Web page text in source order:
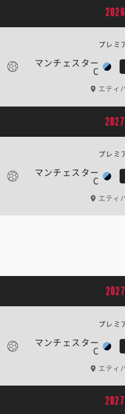
マンチェスター
C
プレ
エティ
マンチェスター
C
プレ
エティ
マンチェスター
C
プレ
エティ